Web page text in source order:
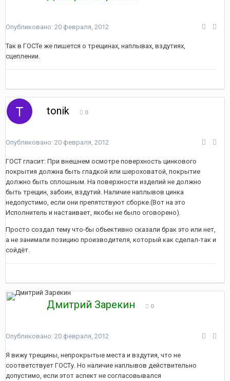
Опубликовано: 20 февраля, 2012
Так в ГОСТе же пишется о трещинах, наплывах, вздутиях,
сцеплении.
tonik 0
Опубликовано: 20 февраля, 2012
ГОСТ гласит: При внешнем осмотре поверхность цинкового
покрытия должна быть гладкой или шероховатой, покрытие
должно быть сплошным. На поверхности изделий не должно
быть трещин, забоин, вздутий. Наличие наплывов цинка
недопустимо, если они препятствуют сборке.(Вот на это
Исполнитель и настаивает, якобы не было оговорено).
Просто создал тему что-бы объективно сказали брак это или нет,
а не занимали позицию производителя, который как сделал-так и
сойдёт.
Дмитрий Зарекин 0
Опубликовано: 20 февраля, 2012
Я вижу трещины, непрокрытые места и вздутия, что не
соответствует ГОСТу. Но наличие наплывов действительно
допустимо, если этот аспект не согласовывался